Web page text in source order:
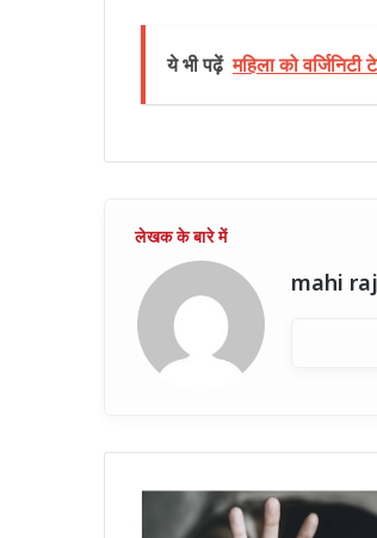
ये भी पढ़ें महिला को
mahi